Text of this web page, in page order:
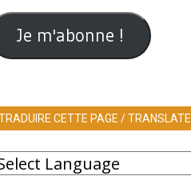
Je m'abonne !
CETTE PAGE / TRANSLATE